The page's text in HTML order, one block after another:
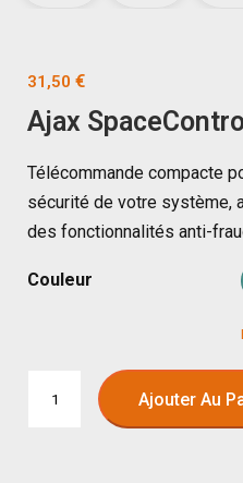
31,50 €
Ajax
Télécommande compacte
sécurité de votre système,
des fonctionnalités anti-
Couleur
Ajouter Au